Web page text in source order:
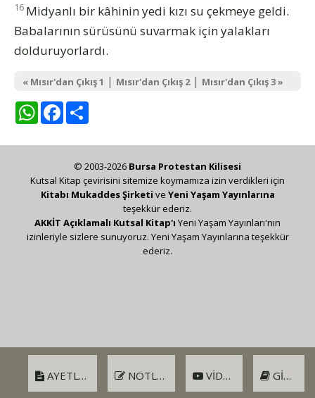
16 Midyanlı bir kâhinin yedi kızı su çekmeye geldi.
Babalarının sürüsünü suvarmak için yalakları
dolduruyorlardı.
« Mısır'dan Çıkış 1 | Mısır'dan Çıkış 2| Mısır'dan Çıkış 3 »
WhatsAppFacebook
AYETLER NOTLAR VIDEO GIRIŞ
© 2003-2026 Bursa Protestan Kilisesi
Kutsal Kitap çevirisini sitemize koymamıza izin verdikleri için
Kitabı Mukaddes Şirketi ve Yeni Yaşam Yayınlarına
teşekkür ederiz.
AKKİT Açıklamalı Kutsal Kitap'ı Yeni Yaşam Yayınları'nın
izinleriyle sizlere sunuyoruz. Yeni Yaşam Yayınlarına teşekkür
ederiz.